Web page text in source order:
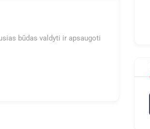
būdas valdyti ir apsaugoti